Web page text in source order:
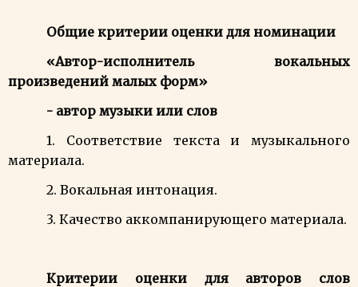
Общие критерии оценки для номинации
«Автор-исполнитель вокальных
произведений малых форм»
- автор музыки или слов
1. Соответствие текста и музыкального
материала.
2. Вокальная интонация.
3. Качество аккомпанирующего материала.
Критерии оценки для авторов слов